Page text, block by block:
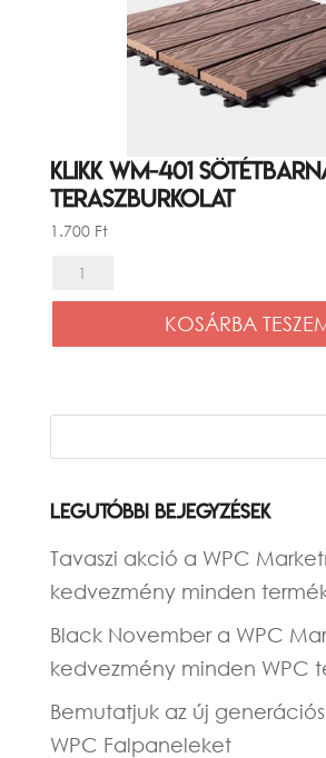
Klikk WM-401
teraszburkolat
1.700 Ft
Klikk
WM-
KOSÁRBA
Legutóbbi bejegyzések
Tavaszi akció a WPC
kedvezmény minden
Black November a WPC
kedvezmény minden WPC
Bemutatjuk az új generációs
WPC Falpaneleket